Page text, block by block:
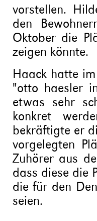
vorstellen.
den
Oktober die
zeigen könnte.
Haack hatte
"otto haesler
etwas sehr
konkret
bekräftigte er
vorgelegten
Zuhörer aus
dass diese die
die für den
seien.